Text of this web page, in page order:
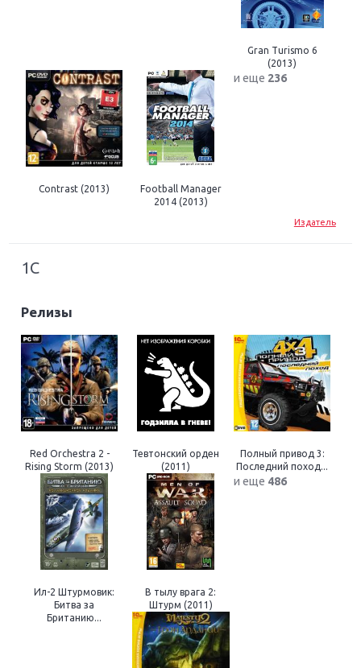
Gran Turismo 6
(2013)
Contrast (2013)
Football Manager
2014 (2013)
и еще 236
Издатель
1С
Релизы
Red Orchestra 2 -
Rising Storm (2013)
Тевтонский орден
(2011)
Полный привод 3:
Последний поход...
Ил-2 Штурмовик:
Битва за
Британию...
В тылу врага 2:
Штурм (2011)
и еще 486